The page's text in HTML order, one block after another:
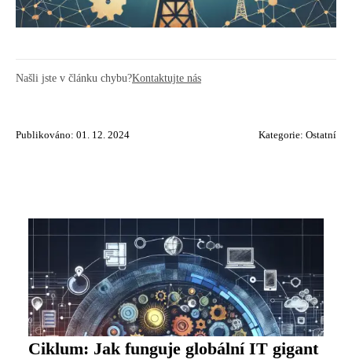
Našli jste v článku chybu?Kontaktujte nás
Publikováno: 01. 12. 2024 Kategorie: Ostatní
Ciklum: Jak funguje globální IT gigant